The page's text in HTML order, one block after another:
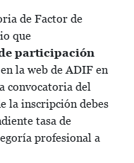
de Factor de
que
participación
la web de ADIF en
convocatoria del
la inscripción debes
tasa de
profesional a